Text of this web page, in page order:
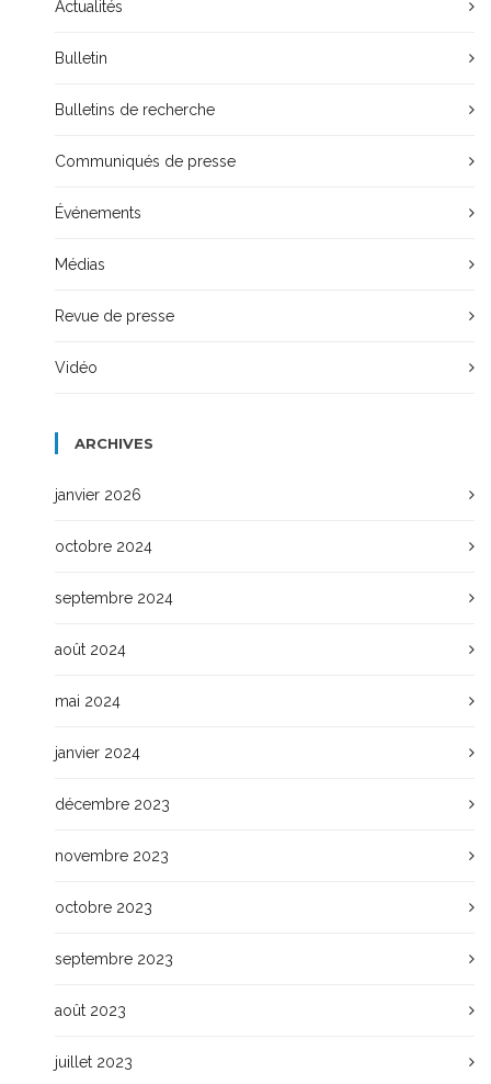
Actualités
Bulletin
Bulletins de recherche
Communiqués de presse
Événements
Médias
Revue de presse
Vidéo
ARCHIVES
janvier 2026
octobre 2024
septembre 2024
août 2024
mai 2024
janvier 2024
décembre 2023
novembre 2023
octobre 2023
septembre 2023
août 2023
juillet 2023